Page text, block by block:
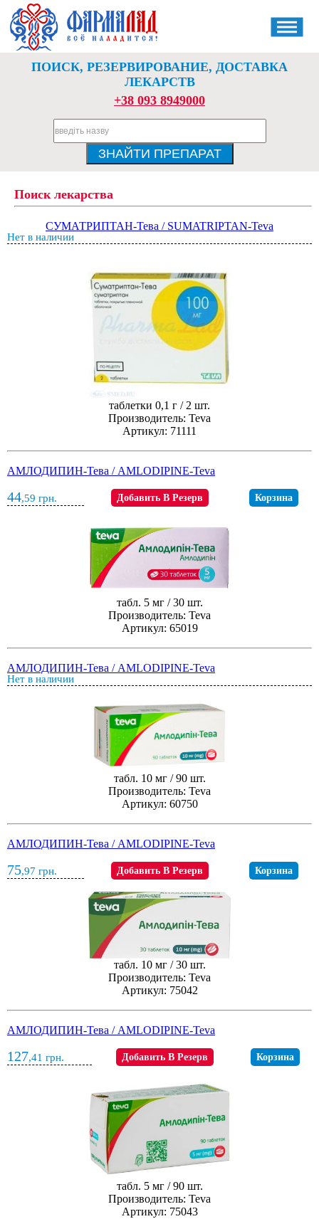
ПОИСК, РЕЗЕРВИРОВАНИЕ, ДОСТАВКА
ЛЕКАРСТВ
+38 093 8949000
Поиск лекарства
СУМАТРИПТАН-Тева / SUMATRIPTAN-Teva
Нет в наличии
таблетки 0,1 г / 2 шт.
Производитель: Teva
Артикул: 71111
АМЛОДИПИН-Тева / AMLODIPINE-Teva
44,59 грн. Добавить В Резерв Корзина
табл. 5 мг / 30 шт.
Производитель: Teva
Артикул: 65019
АМЛОДИПИН-Тева / AMLODIPINE-Teva
Нет в наличии
табл. 10 мг / 90 шт.
Производитель: Teva
Артикул: 60750
АМЛОДИПИН-Тева / AMLODIPINE-Teva
75,97 грн. Добавить В Резерв Корзина
табл. 10 мг / 30 шт.
Производитель: Teva
Артикул: 75042
АМЛОДИПИН-Тева / AMLODIPINE-Teva
127,41 грн. Добавить В Резерв Корзина
табл. 5 мг / 90 шт.
Производитель: Teva
Артикул: 75043